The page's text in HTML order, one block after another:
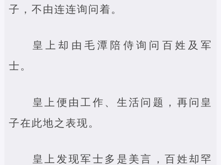
子，不由连连询问着。
皇上却由毛潭陪侍询问百姓及军
士。
皇上便由工作、生活问题，再问皇
子在此地之表现。
皇上发现军士多是美言，百姓却罕